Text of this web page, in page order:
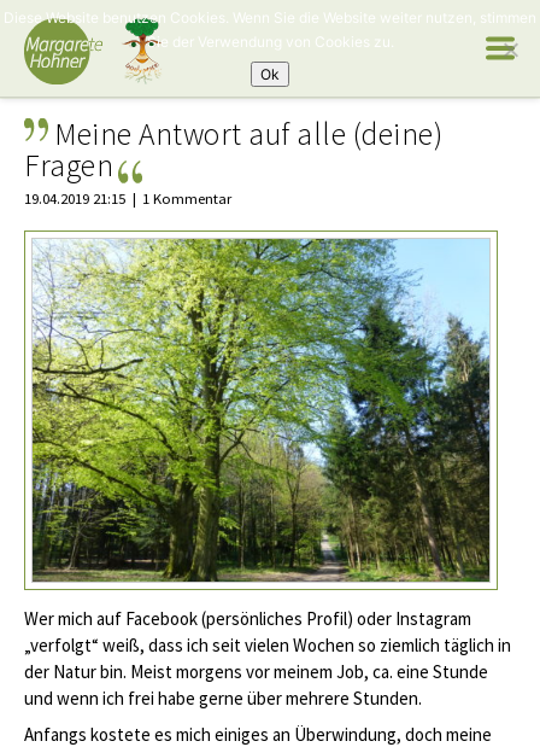
Meine Antwort auf alle (deine)
Fragen
19.04.2019 21:15 1 Kommentar
Wer mich auf Facebook (persönliches Profil) oder Instagram
„verfolgt“ weiß, dass ich seit vielen Wochen so ziemlich täglich in
der Natur bin. Meist morgens vor meinem Job, ca. eine Stunde
und wenn ich frei habe gerne über mehrere Stunden.
Anfangs kostete es mich einiges an Überwindung, doch meine
Diese Website benutzen Cookies. Wenn Sie die Website weiter nutzen, stimmen
Sie der Verwendung von Cookies zu.
Ok